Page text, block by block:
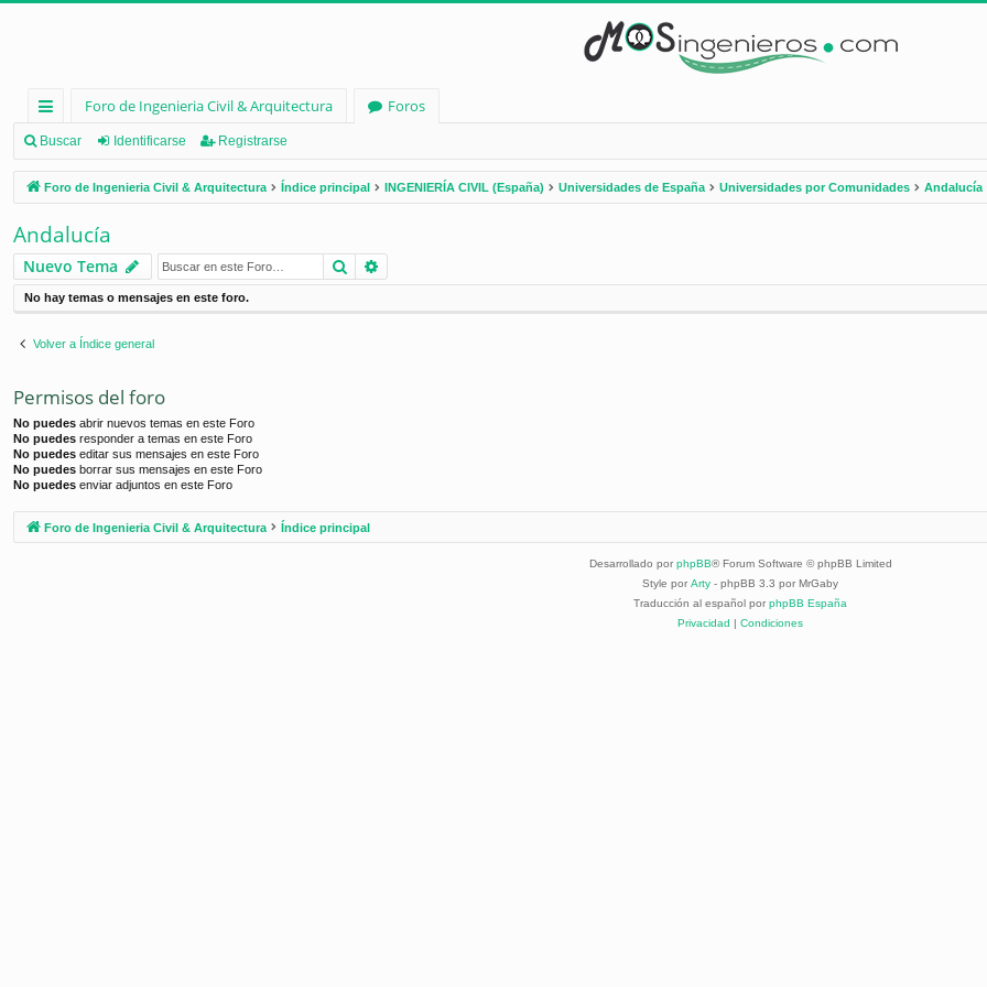
nl
ac
es
rá
pi
d
os
Foro de Ingenieria Civil & Arquitectura
Foros
Buscar Identificarse Registrarse
Foro de Ingenieria Civil & Arquitectura Índice principal INGENIERÍA CIVIL (España) Universidades de España Universidades por Comunidades Andalucía
Andalucía
Nuevo Tema Buscar
No hay temas o mensajes en este foro.
Volver a Índice general
Permisos del foro
No puedes abrir nuevos temas en este Foro
No puedes responder a temas en este Foro
No puedes editar sus mensajes en este Foro
No puedes borrar sus mensajes en este Foro
No puedes enviar adjuntos en este Foro
Foro de Ingenieria Civil & Arquitectura Índice principal
Desarrollado por phpBB® Forum Software © phpBB Limited
Style por Arty - phpBB 3.3 por MrGaby
Traducción al español por phpBB España
Privacidad | Condiciones